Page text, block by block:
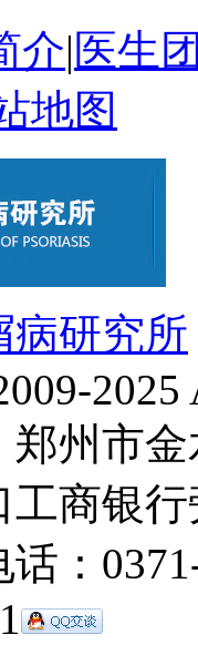
介|医生
地图
病研究所
2025
郑州市
工商银
：